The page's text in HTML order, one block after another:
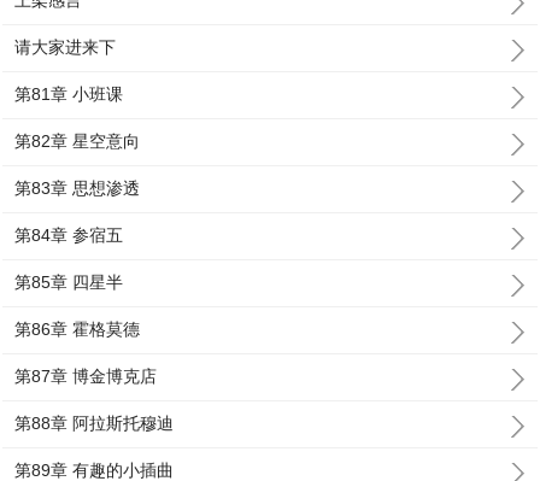
请大家进来下
第81章 小班课
第82章 星空意向
第83章 思想渗透
第84章 参宿五
第85章 四星半
第86章 霍格莫德
第87章 博金博克店
第88章 阿拉斯托穆迪
第89章 有趣的小插曲